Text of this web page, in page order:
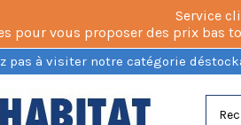
Service
pour vous proposer des prix bas
pas à visiter notre catégorie